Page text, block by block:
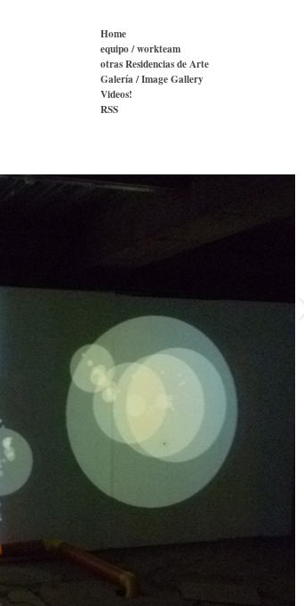
Home
equipo / workteam
otras Residencias de Arte
Galería / Image Gallery
Videos!
RSS